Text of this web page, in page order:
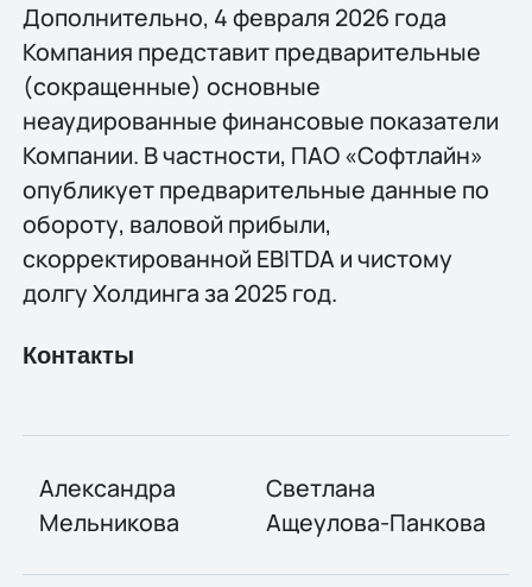
Дополнительно, 4 февраля 2026 года
Компания представит предварительные
(сокращенные) основные
неаудированные финансовые показатели
Компании. В частности, ПАО «Софтлайн»
опубликует предварительные данные по
обороту, валовой прибыли,
скорректированной EBITDA и чистому
долгу Холдинга за 2025 год.
Контакты
Александра
Мельникова
Светлана
Ащеулова-Панкова